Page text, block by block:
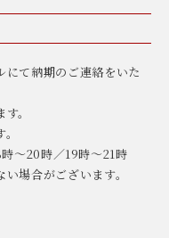
にて納期のご連絡をいた
。
〜20時／19時〜21時
場合がございます。